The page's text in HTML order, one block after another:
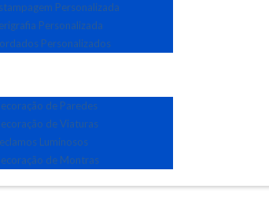
Personalizada
Personalizada
Personalizados
de Paredes
de Viaturas
Luminosos
de Montras